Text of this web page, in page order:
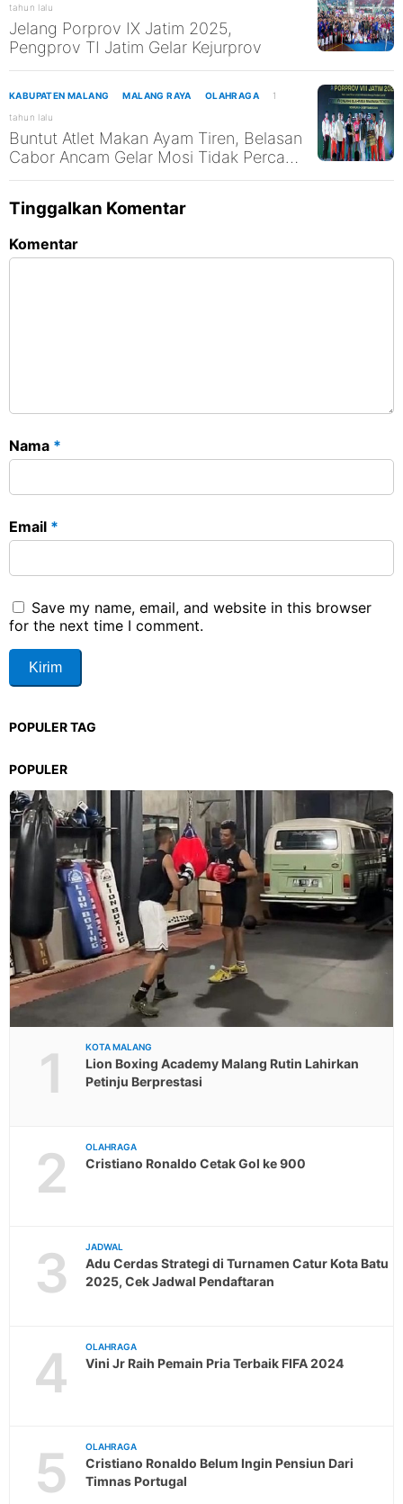
tahun lalu
Jelang Porprov IX Jatim 2025,
Pengprov TI Jatim Gelar Kejurprov
KABUPATEN MALANG MALANG RAYA OLAHRAGA
1
tahun lalu
Buntut Atlet Makan Ayam Tiren, Belasan
Cabor Ancam Gelar Mosi Tidak Percaya
ke Dispora Kabupaten Malang
Tinggalkan Komentar
Komentar
Nama *
Email *
Save my name, email, and website in this browser
for the next time I comment.
POPULER TAG
POPULER
1 KOTA MALANG
Lion Boxing Academy Malang Rutin Lahirkan
Petinju Berprestasi
2 OLAHRAGA
Cristiano Ronaldo Cetak Gol ke 900
3 JADWAL
Adu Cerdas Strategi di Turnamen Catur Kota Batu
2025, Cek Jadwal Pendaftaran
4 OLAHRAGA
Vini Jr Raih Pemain Pria Terbaik FIFA 2024
5 OLAHRAGA
Cristiano Ronaldo Belum Ingin Pensiun Dari
Timnas Portugal